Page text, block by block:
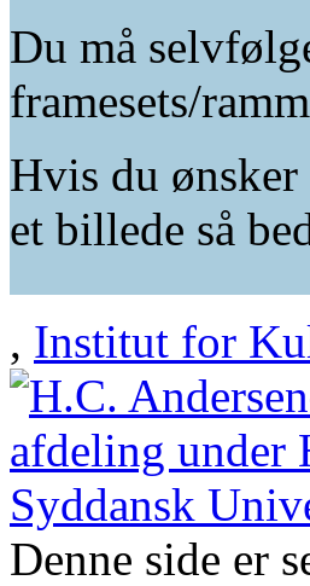
Du må
framesets/
Hvis du
et billede så
, Institut for
Denne side er